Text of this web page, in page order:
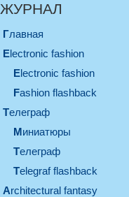
ЖУРНАЛ
Главная
electronic fashion
electronic fashion
Fashion flashback
телеграф
миниатюры
телеграф
Telegraf flashback
architectural fantasy